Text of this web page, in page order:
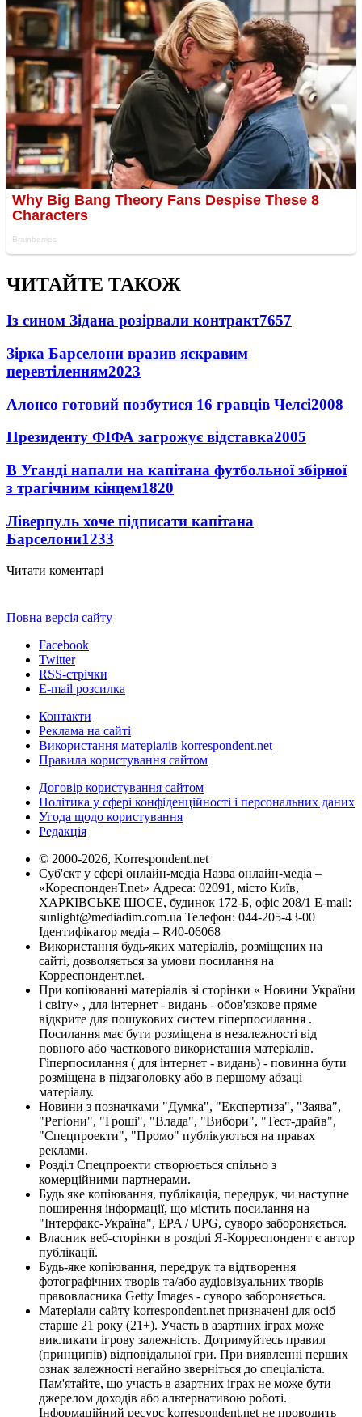
ЧИТАЙТЕ ТАКОЖ
Із сином Зідана розірвали контракт7657
Зірка Барселони вразив яскравим
перевтіленням2023
Алонсо готовий позбутися 16 гравців Челсі2008
Президенту ФІФА загрожує відставка2005
В Уганді напали на капітана футбольної збірної
з трагічним кінцем1820
Ліверпуль хоче підписати капітана
Барселони1233
Читати коментарі
Повна версія сайту
Facebook
Twitter
RSS-стрічки
E-mail розсилка
Контакти
Реклама на сайті
Використання матеріалів korrespondent.net
Правила користування сайтом
Договір користування сайтом
Політика у сфері конфіденційності і персональних даних
Угода щодо користування
Редакція
© 2000-2026, Korrespondent.net
Суб'єкт у сфері онлайн-медіа Назва онлайн-медіа –
«КореспонденТ.net» Адреса: 02091, місто Київ,
ХАРКІВСЬКЕ ШОСЕ, будинок 172-Б, офіс 208/1 E-mail:
sunlight@mediadim.com.ua Телефон: 044-205-43-00
Ідентифікатор медіа – R40-06068
Використання будь-яких матеріалів, розміщених на
сайті, дозволяється за умови посилання на
Корреспондент.net.
При копіюванні матеріалів зі сторінки « Новини України
і світу» , для інтернет - видань - обов'язкове пряме
відкрите для пошукових систем гіперпосилання .
Посилання має бути розміщена в незалежності від
повного або часткового використання матеріалів.
Гіперпосилання ( для інтернет - видань) - повинна бути
розміщена в підзаголовку або в першому абзаці
матеріалу.
Новини з позначками "Думка", "Експертиза", "Заява",
"Регіони", "Гроші", "Влада", "Вибори", "Тест-драйв",
"Спецпроекти", "Промо" публікуються на правах
реклами.
Розділ Спецпроекти створюється спільно з
комерційними партнерами.
Будь яке копіювання, публікація, передрук, чи наступне
поширення інформації, що містить посилання на
"Інтерфакс-Україна", EPA / UPG, суворо забороняється.
Власник веб-сторінки в розділі Я-Корреспондент є автор
публікації.
Будь-яке копіювання, передрук та відтворення
фотографічних творів та/або аудіовізуальних творів
правовласника Getty Images - суворо забороняється.
Матеріали сайту korrespondent.net призначені для осіб
старше 21 року (21+). Участь в азартних іграх може
викликати ігрову залежність. Дотримуйтесь правил
(принципів) відповідальної гри. При виявленні перших
ознак залежності негайно зверніться до спеціаліста.
Пам'ятайте, що участь в азартних іграх не може бути
джерелом доходів або альтернативою роботі.
Інформаційний ресурс korrespondent.net не проводить